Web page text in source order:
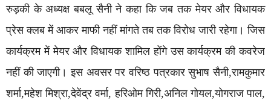
रुड़की के अध्यक्ष बबलू सैनी ने कहा कि जब तक मेयर और विधायक
प्रेस क्लब में आकर माफी नहीं मांगते तब तक विरोध जारी रहेगा। जिस
कार्यक्रम में मेयर और विधायक शामिल होंगे उस कार्यक्रम की कवरेज
नहीं की जाएगी। इस अवसर पर वरिष्ठ पत्रकार सुभाष सैनी,रामकुमार
शर्मा,महेश मिश्रा,देवेंद्र वर्मा, हरिओम गिरी,अनिल गोयल,योगराज पाल,